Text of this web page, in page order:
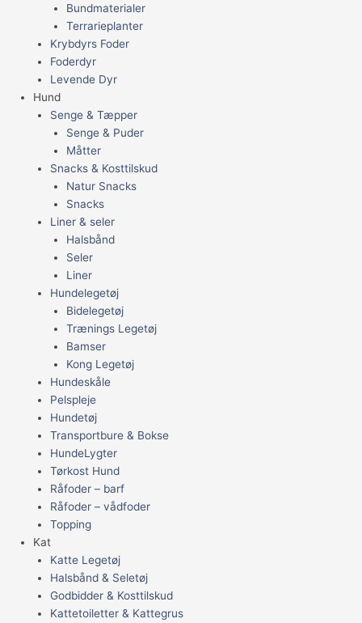
Bundmaterialer
Terrarieplanter
Krybdyrs Foder
Foderdyr
Levende Dyr
Hund
Senge & Tæpper
Senge & Puder
Måtter
Snacks & Kosttilskud
Natur Snacks
Snacks
Liner & seler
Halsbånd
Seler
Liner
Hundelegetøj
Bidelegetøj
Trænings Legetøj
Bamser
Kong Legetøj
Hundeskåle
Pelspleje
Hundetøj
Transportbure & Bokse
HundeLygter
Tørkost Hund
Råfoder – barf
Råfoder – vådfoder
Topping
Kat
Katte Legetøj
Halsbånd & Seletøj
Godbidder & Kosttilskud
Kattetoiletter & Kattegrus